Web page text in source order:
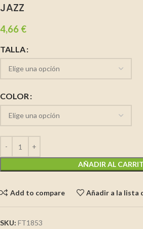
JAZZ
4,66 €
TALLA
COLOR
AÑADIR AL
Add to compare Añadir a la lista
SKU: FT1853